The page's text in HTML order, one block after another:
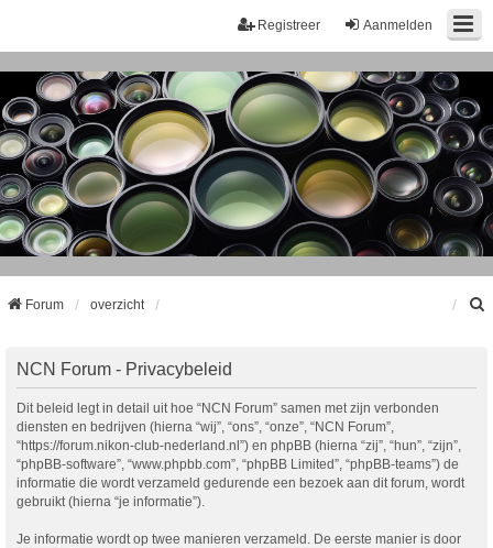
Aanmelden
Registreer
Forum overzicht
NCN Forum - Privacybeleid
Dit beleid legt in detail uit hoe “NCN Forum” samen met zijn verbonden
diensten en bedrijven (hierna “wij”, “ons”, “onze”, “NCN Forum”,
“https://forum.nikon-club-nederland.nl”) en phpBB (hierna “zij”, “hun”, “zijn”,
“phpBB-software”, “www.phpbb.com”, “phpBB Limited”, “phpBB-teams”) de
informatie die wordt verzameld gedurende een bezoek aan dit forum, wordt
gebruikt (hierna “je informatie”).
Je informatie wordt op twee manieren verzameld. De eerste manier is door